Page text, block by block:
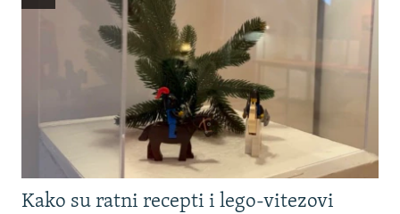
Kako su ratni recepti i lego-vitezovi